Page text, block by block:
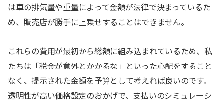
は車の排気量や重量によって金額が法律で決まっているた
め、販売店が勝手に上乗せすることはできません。
これらの費用が最初から総額に組み込まれているため、私
たちは「税金が意外とかかるな」といった心配をすること
なく、提示された金額を予算として考えれば良いのです。
透明性が高い価格設定のおかげで、支払いのシミュレーシ